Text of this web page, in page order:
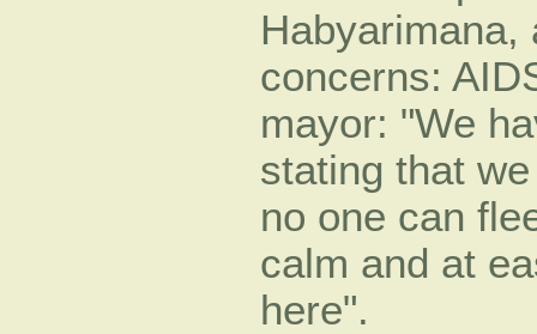
Habyarimana,
concerns:
mayor: "We
stating that
no one can
calm and at
here".